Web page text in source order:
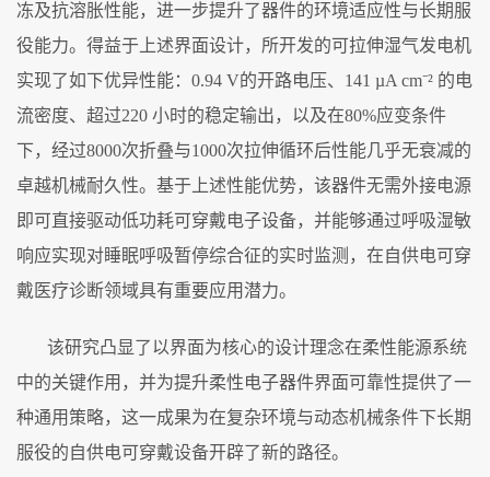
冻及抗溶胀性能，进一步提升了器件的环境适应性与长期服
役能力。得益于上述界面设计，所开发的可拉伸湿气发电机
实现了如下优异性能： 0.94 V的开路电压、 141 µA cm⁻² 的电
流密度、 超过220 小时的稳定输出 ，以及在80%应变条件
下，经过8000次折叠与1000次拉伸循环后性能几乎无衰减的
卓越机械耐久性。基于上述性能优势，该器件无需外接电源
即可直接驱动低功耗可穿戴电子设备，并能够通过呼吸湿敏
响应实现对睡眠呼吸暂停综合征的实时监测，在自供电可穿
戴医疗诊断领域具有重要应用潜力。
该研究凸显了以界面为核心的设计理念在柔性能源系统
中的关键作用，并为提升柔性电子器件界面可靠性提供了一
种通用策略，这一成果为在复杂环境与动态机械条件下长期
服役的自供电可穿戴设备开辟了新的路径。